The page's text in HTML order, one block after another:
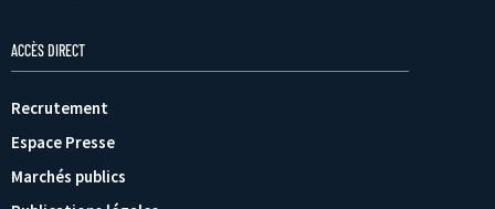
ACCÈS DIRECT
Recrutement
Espace Presse
Marchés publics